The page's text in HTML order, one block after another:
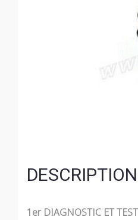
DESCRIPTION
1er DIAGNOSTIC ET